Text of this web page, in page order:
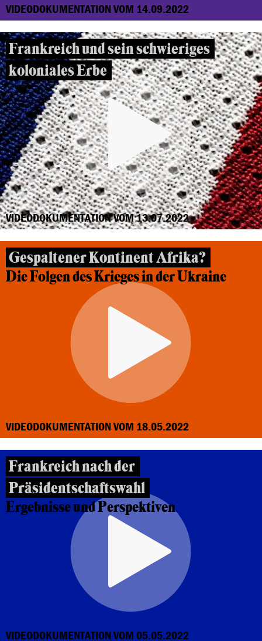
VIDEODOKUMENTATION VOM 14.09.2022
Frankreich und sein schwieriges
koloniales Erbe
VIDEODOKUMENTATION VOM 13.07.2022
Gespaltener Kontinent Afrika?
Die Folgen des Krieges in der Ukraine
VIDEODOKUMENTATION VOM 18.05.2022
Frankreich nach der
Präsidentschaftswahl
Ergebnisse und Perspektiven
VIDEODOKUMENTATION VOM 05.05.2022